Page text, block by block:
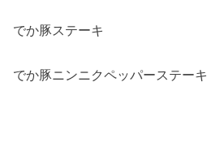
でか豚ステーキ
でか豚ニンニクペッパーステーキ